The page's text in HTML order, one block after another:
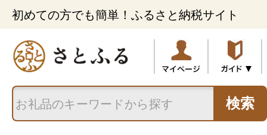
初めての方でも簡単！ふるさと納税サイト
検索